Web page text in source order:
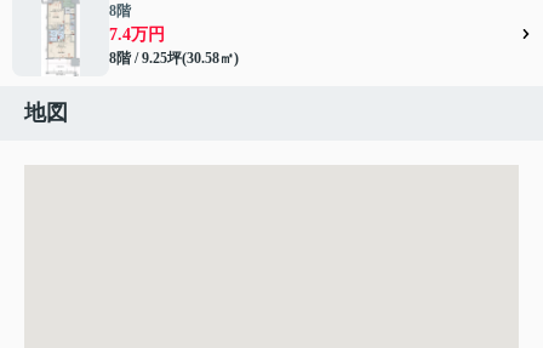
8階
7.4万円
8階 / 9.25坪(30.58㎡)
地図